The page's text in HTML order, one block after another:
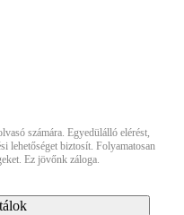
számára. Egyedülálló elérést,
lehetőséget biztosít. Folyamatosan
Ez jövőnk záloga.